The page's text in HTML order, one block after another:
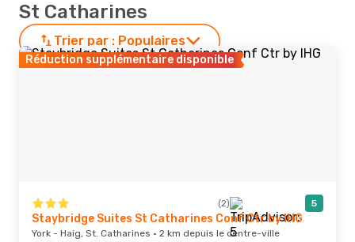
St Catharines
Trier par : Populaires
Réduction supplémentaire disponible
(2) 5
Staybridge Suites St Catharines Conf Ctr by IHG
York - Haig, St. Catharines · 2 km depuis le centre-ville